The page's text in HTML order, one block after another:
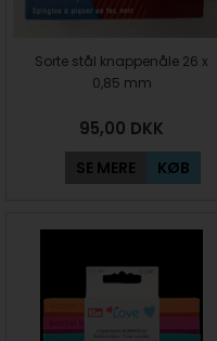
Sorte stål knappenåle 26 x
0,85 mm
95,00 DKK
SE MERE KØB